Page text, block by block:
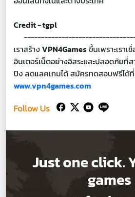
Credit - tgpl
เราสร้างVPN4Gamesขึ้นเพราะเราเ
อินเตอร์เน็ตอย่างอิสระและปลอดภัยที่
ปิง ลดแลคเกมได้ สมัครทดสอบฟรีได้ที่
www.vpn4games.com
Follow Us
Just one click.
games